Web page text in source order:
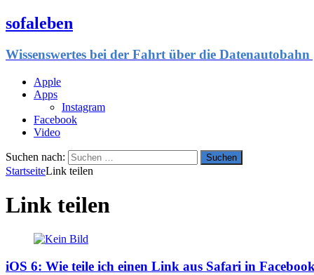
sofaleben
Wissenswertes bei der Fahrt über die Datenautobahn
Apple
Apps
Instagram
Facebook
Video
Suchen nach:
StartseiteLink teilen
Link teilen
iOS 6: Wie teile ich einen Link aus Safari in Facebook